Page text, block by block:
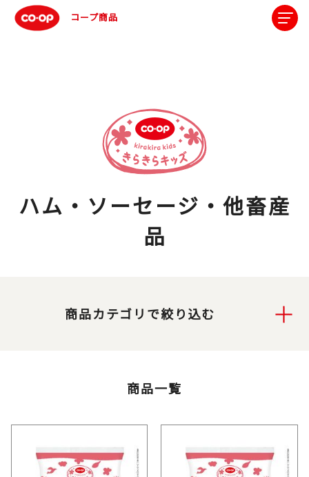
コープ商品
ハム・ソーセージ・他畜産
品
商品カテゴリで絞り込む
商品一覧